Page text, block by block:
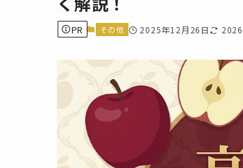
PR その他 2025年12月26日